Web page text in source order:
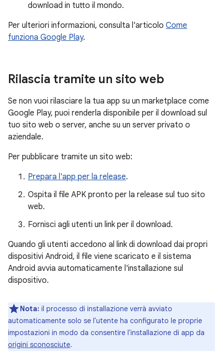
download in tutto il mondo.
Per ulteriori informazioni, consulta l'articolo Come
funziona Google Play.
Rilascia tramite un sito web
Se non vuoi rilasciare la tua app su un marketplace come
Google Play, puoi renderla disponibile per il download sul
tuo sito web o server, anche su un server privato o
aziendale.
Per pubblicare tramite un sito web:
Prepara l'app per la release.
Ospita il file APK pronto per la release sul tuo sito
web.
Fornisci agli utenti un link per il download.
Quando gli utenti accedono al link di download dai propri
dispositivi Android, il file viene scaricato e il sistema
Android avvia automaticamente l'installazione sul
dispositivo.
Nota: il processo di installazione verrà avviato
automaticamente solo se l'utente ha configurato le proprie
impostazioni in modo da consentire l'installazione di app da
origini sconosciute.